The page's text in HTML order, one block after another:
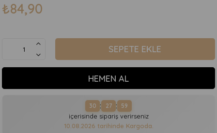
₺84,90
30 : 27 : 59
içerisinde sipariş verirseniz
10.08.2026 tarihinde Kargoda.